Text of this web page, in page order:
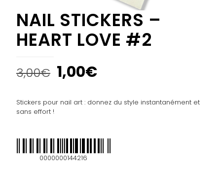
NAIL STICKERS –
HEART LOVE #2
3,00€ 1,00€
Stickers pour nail art : donnez du style instantanément et
sans effort !
0000000144216